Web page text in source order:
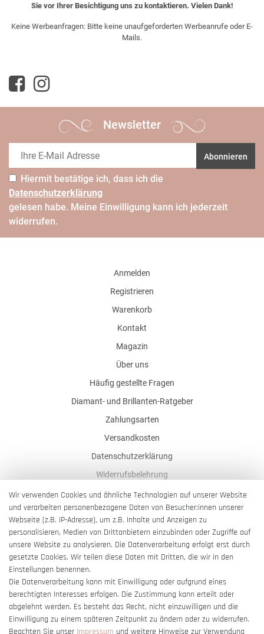
Sie vor Ihrer Besichtigung uns zu kontaktieren. Vielen Dank!
Keine Werbeanfragen: Bitte keine unaufgeforderten Werbeanrufe oder E-
Mails.
Newsletter
Abonnieren
Hiermit bestätige ich, dass ich die
Daten­schutz­erklärung
gelesen habe. Meine Einwilligung kann ich jederzeit
widerrufen.
Anmelden
Registrieren
Warenkorb
Kontakt
Magazin
Über uns
Häufig gestellte Fragen
Diamant- und Brillanten-Ratgeber
Zahlungsarten
Versandkosten
Datenschutzerklärung
Widerrufsbelehrung
AGB
Impressum
Barrierefreiheitserklärung
Vertrag widerrufen
Wir verwenden Cookies und ähnliche Technologien auf unserer Website
und verarbeiten personenbezogene Daten von Besucher:innen unserer
Webseite (z.B. IP-Adresse), um z.B. Inhalte und Anzeigen zu
personalisieren, Medien von Drittanbietern einzubinden oder Zugriffe auf
unsere Website zu analysieren. Die Datenverarbeitung erfolgt erst durch
gesetzte Cookies. Wir teilen diese Daten mit Dritten, die wir in den
Einstellungen benennen.
Die Datenverarbeitung kann mit Einwilligung oder aufgrund eines
berechtigten Interesses erfolgen. Die Zustimmung kann erteilt oder
abgelehnt werden. Es besteht das Recht, nicht einzuwilligen und die
Einwilligung zu einem späteren Zeitpunkt zu ändern oder zu widerrufen.
Beachten Sie unser Impressum und weitere Hinweise zur Verwendung